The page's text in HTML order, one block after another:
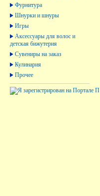
Фурнитура
Шнурки и шнуры
Игры
Аксессуары для волос и
детская бижутерия
Сувениры на заказ
Кулинария
Прочее